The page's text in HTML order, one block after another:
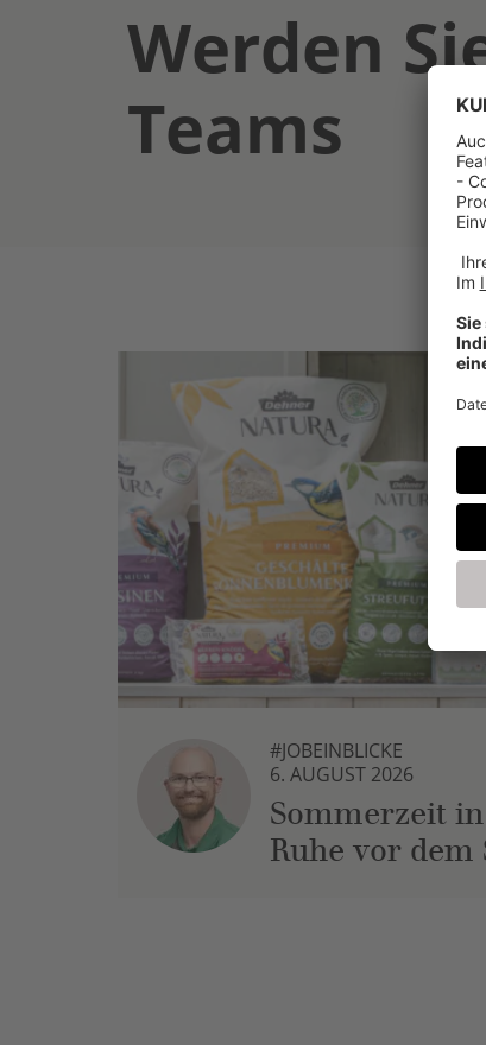
Werden
Teams
#JOBEINBLICKE
6. AUGUST 2026
Sommerzeit
Ruhe vor dem